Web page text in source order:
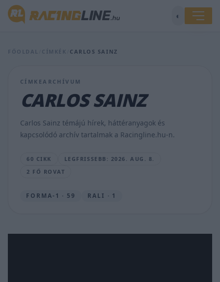
◐
FŐOLDAL CÍMKÉK CARLOS SAINZ
CÍMKEARCHÍVUM
CARLOS SAINZ
Carlos Sainz témájú hírek, háttéranyagok és
kapcsolódó archív tartalmak a Racingline.hu-n.
60 CIKK
LEGFRISSEBB: 2026. AUG. 8.
2 FŐ ROVAT
FORMA-1 · 59 RALI · 1
a
még
tapasztaltabb
versenyző
a
helyére
2026.